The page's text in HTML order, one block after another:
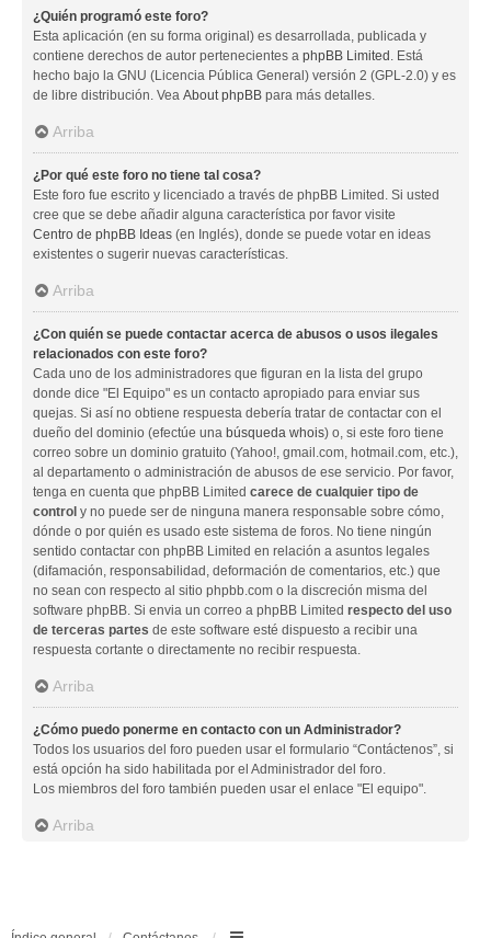
¿Quién programó este foro?
Esta aplicación (en su forma original) es desarrollada, publicada y
contiene derechos de autor pertenecientes a phpBB Limited . Está
hecho bajo la GNU (Licencia Pública General) versión 2 (GPL-2.0) y es
de libre distribución. Vea About phpBB para más detalles.
Arriba
¿Por qué este foro no tiene tal cosa?
Este foro fue escrito y licenciado a través de phpBB Limited. Si usted
cree que se debe añadir alguna característica por favor visite
Centro de phpBB Ideas (en Inglés), donde se puede votar en ideas
existentes o sugerir nuevas características.
Arriba
¿Con quién se puede contactar acerca de abusos o usos ilegales
relacionados con este foro?
Cada uno de los administradores que figuran en la lista del grupo
donde dice "El Equipo" es un contacto apropiado para enviar sus
quejas. Si así no obtiene respuesta debería tratar de contactar con el
dueño del dominio (efectúe una búsqueda whois) o, si este foro tiene
correo sobre un dominio gratuito (Yahoo!, gmail.com, hotmail.com, etc.),
al departamento o administración de abusos de ese servicio. Por favor,
tenga en cuenta que phpBB Limited carece de cualquier tipo de
control y no puede ser de ninguna manera responsable sobre cómo,
dónde o por quién es usado este sistema de foros. No tiene ningún
sentido contactar con phpBB Limited en relación a asuntos legales
(difamación, responsabilidad, deformación de comentarios, etc.) que
no sean con respecto al sitio phpbb.com o la discreción misma del
software phpBB. Si envia un correo a phpBB Limited respecto del uso
de terceras partes de este software esté dispuesto a recibir una
respuesta cortante o directamente no recibir respuesta.
Arriba
¿Cómo puedo ponerme en contacto con un Administrador?
Todos los usuarios del foro pueden usar el formulario “Contáctenos”, si
está opción ha sido habilitada por el Administrador del foro.
Los miembros del foro también pueden usar el enlace "El equipo".
Arriba